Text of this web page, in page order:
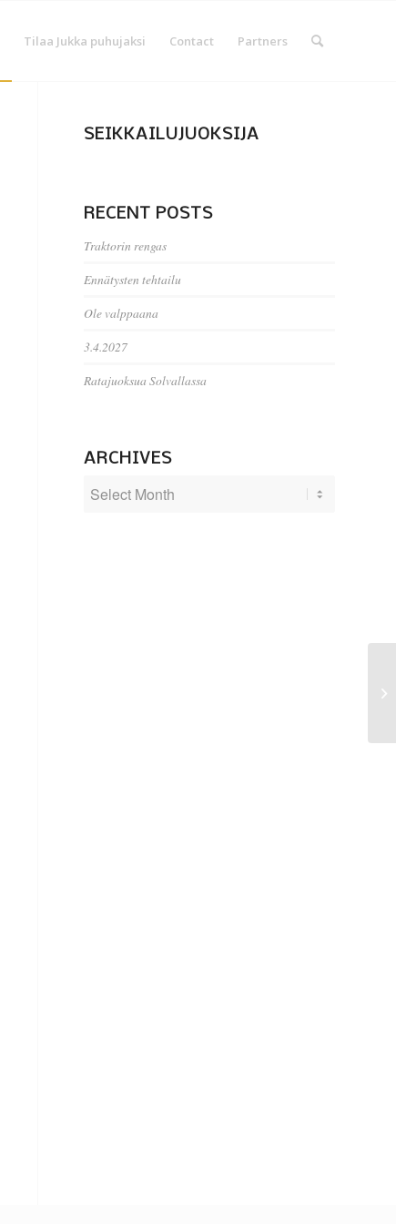
Tilaa Jukka puhujaksi Contact Partners
SEIKKAILUJUOKSIJA
RECENT POSTS
Traktorin rengas
Ennätysten tehtailu
Ole valppaana
3.4.2027
Ratajuoksua Solvallassa
ARCHIVES